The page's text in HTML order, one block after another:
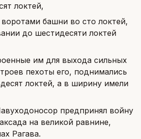
локтей,
башни во сто локтей,
до шестидесяти локтей
им для выхода сильных
пехоты его, поднимались
локтей, а в ширину имели
предпринял войну
на великой равнине,
Рагава.